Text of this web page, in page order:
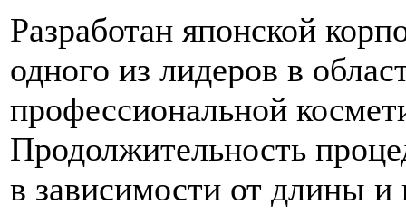
Разработан японской
одного из лидеров в
профессиональной
Продолжительность
в зависимости от длины и